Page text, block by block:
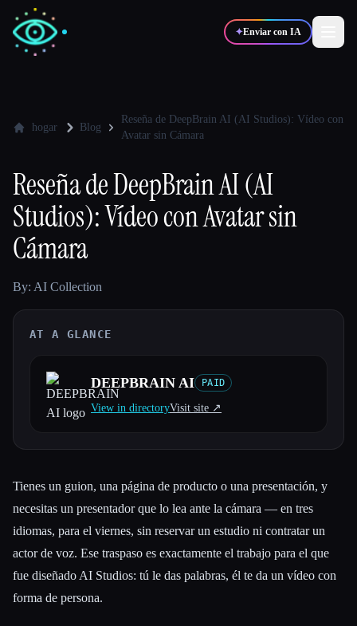
✦Enviar con IA
🎨 Diseñadores
Desarrolladores 📈 Marketers
🎓Estudiantes 🎬Creadores
Blog
Todas las categorías
hogar Blog
Reseña de DeepBrain AI (AI Studios): Vídeo con
Avatar sin Cámara
Reseña de DeepBrain AI (AI
Studios): Vídeo con Avatar sin
Cámara
By: AI Collection
AT A GLANCE
DEEPBRAIN AI PAID
View in directoryVisit site ↗︎
Tienes un guion, una página de producto o una presentación, y
necesitas un presentador que lo lea ante la cámara — en tres
idiomas, para el viernes, sin reservar un estudio ni contratar un
actor de voz. Ese traspaso es exactamente el trabajo para el que
fue diseñado AI Studios: tú le das palabras, él te da un vídeo con
forma de persona.